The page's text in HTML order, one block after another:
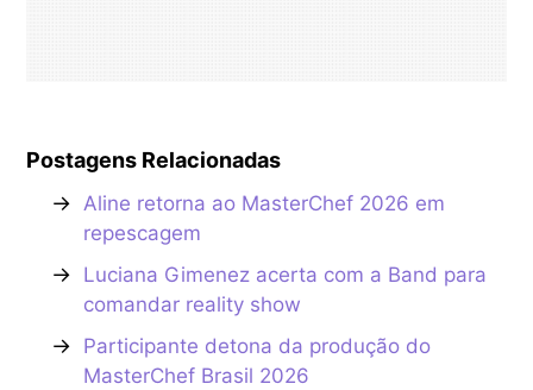
Postagens Relacionadas
→ Aline retorna ao MasterChef 2026 em
repescagem
→ Luciana Gimenez acerta com a Band para
comandar reality show
→ Participante detona da produção do
MasterChef Brasil 2026